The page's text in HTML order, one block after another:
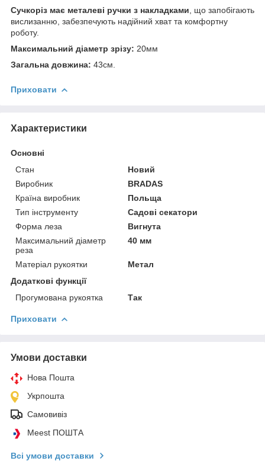
Сучкоріз має металеві ручки з накладками , що запобігають
вислизанню, забезпечують надійний хват та комфортну
роботу.
Максимальний діаметр зрізу: 20мм
Загальна довжина: 43см.
Приховати
Характеристики
Основні
Стан
Новий
Виробник
BRADAS
Країна виробник
Польща
Тип інструменту
Садові секатори
Форма леза
Вигнута
Максимальний діаметр
реза
40 мм
Матеріал рукоятки
Метал
Додаткові функції
Прогумована рукоятка
Так
Приховати
Умови доставки
Нова Пошта
Укрпошта
Самовивіз
Meest ПОШТА
Всі умови доставки